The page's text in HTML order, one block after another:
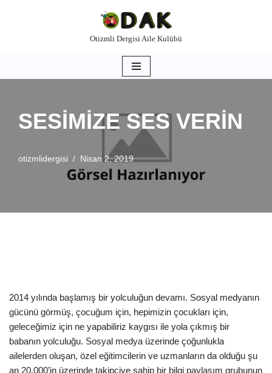
Otizmli Dergisi Aile Kulübü
SESİMİZE SES VERİN
otizmlidergisi Nisan 2, 2019
2014 yılında başlamış bir yolculuğun devamı. Sosyal medyanın
gücünü görmüş, çocuğum için, hepimizin çocukları için,
geleceğimiz için ne yapabiliriz kaygısı ile yola çıkmış bir
babanın yolculuğu. Sosyal medya üzerinde çoğunlukla
ailelerden oluşan, özel eğitimcilerin ve uzmanların da olduğu şu
an 20.000’in üzerinde takipçiye sahip bir bilgi paylaşım grubunun